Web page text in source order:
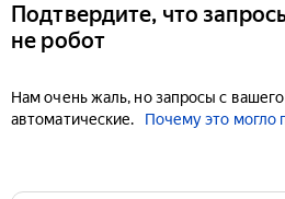
Подтвердите, что
не робот
Нам очень жаль, но запросы с
автоматические.
Почему это могло